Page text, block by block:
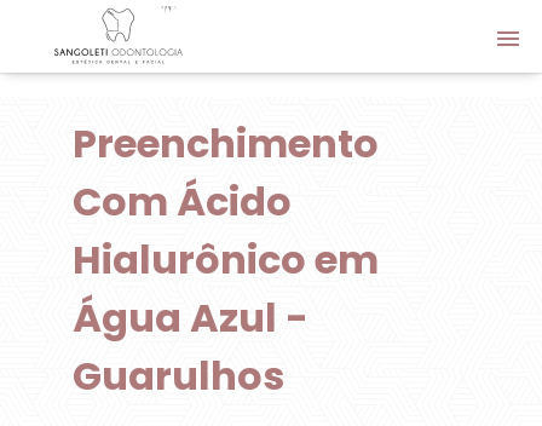
Preenchimento
Com Ácido
Hialurônico em
Água Azul -
Guarulhos